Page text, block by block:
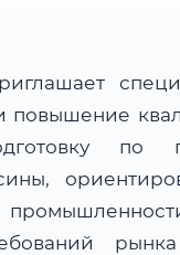
повышение
по